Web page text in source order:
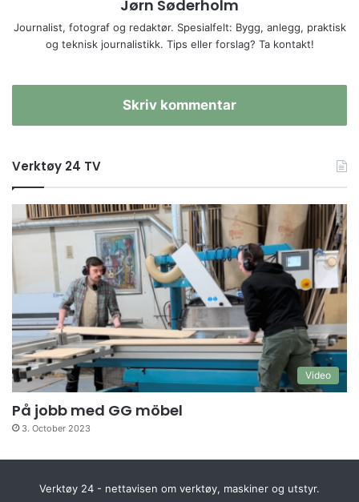
Jørn Søderholm
Journalist, fotograf og redaktør. Spesialfelt: Bygg, anlegg, praktisk
og teknisk journalistikk. Tips eller forslag? Ta kontakt!
Skriv kommentar
Verktøy 24 TV
Video
På jobb med GG möbel
3. October 2023
Verktøy 24 - nettavisen om verktøy, maskiner og utstyr.